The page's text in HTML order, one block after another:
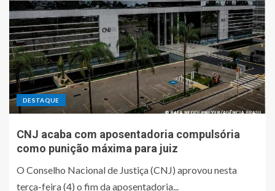
DESTAQUE
CNJ acaba com aposentadoria compulsória
como punição máxima para juiz
O Conselho Nacional de Justiça (CNJ) aprovou nesta
terça-feira (4) o fim da aposentadoria...